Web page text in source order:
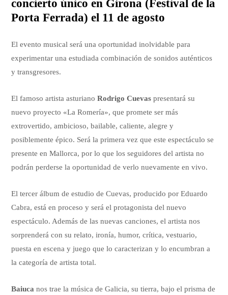
concierto único en Girona (Festival de la
Porta Ferrada) el 11 de agosto
El evento musical será una oportunidad inolvidable para
experimentar una estudiada combinación de sonidos auténticos
y transgresores.
El famoso artista asturianoRodrigo Cuevas presentará su
nuevo proyecto «La Romería», que promete ser más
extrovertido, ambicioso, bailable, caliente, alegre y
posiblemente épico. Será la primera vez que este espectáculo se
presente en Mallorca, por lo que los seguidores del artista no
podrán perderse la oportunidad de verlo nuevamente en vivo.
El tercer álbum de estudio de Cuevas, producido por Eduardo
Cabra, está en proceso y será el protagonista del nuevo
espectáculo. Además de las nuevas canciones, el artista nos
sorprenderá con su relato, ironía, humor, crítica, vestuario,
puesta en escena y juego que lo caracterizan y lo encumbran a
la categoría de artista total.
Baiuca nos trae la música de Galicia, su tierra, bajo el prisma de